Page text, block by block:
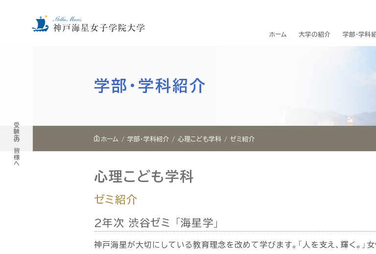
ホーム 大学の紹介 学部・学科
受験生の皆様へ
学部・学科紹介
ホーム 学部・学科紹介 心理こども学科 ゼミ紹介
心理こども学科
ゼミ紹介
2年次 渋谷ゼミ 「海星学」
神戸海星が大切にしている教育理念を改めて学びます。「人を支え、輝く。」